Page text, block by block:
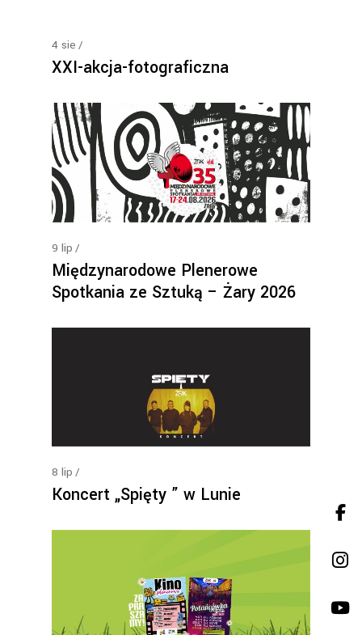
4 sie
XXI-akcja-fotograficzna
9 lip
Międzynarodowe Plenerowe
Spotkania ze Sztuką – Żary 2026
8 lip
Koncert „Spięty ” w Lunie